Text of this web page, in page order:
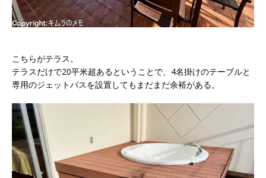
こちらがテラス。
テラスだけで20平米超あるということで、4名掛けのテーブルと
専用のジェットバスを設置してもまだまだ余裕がある。